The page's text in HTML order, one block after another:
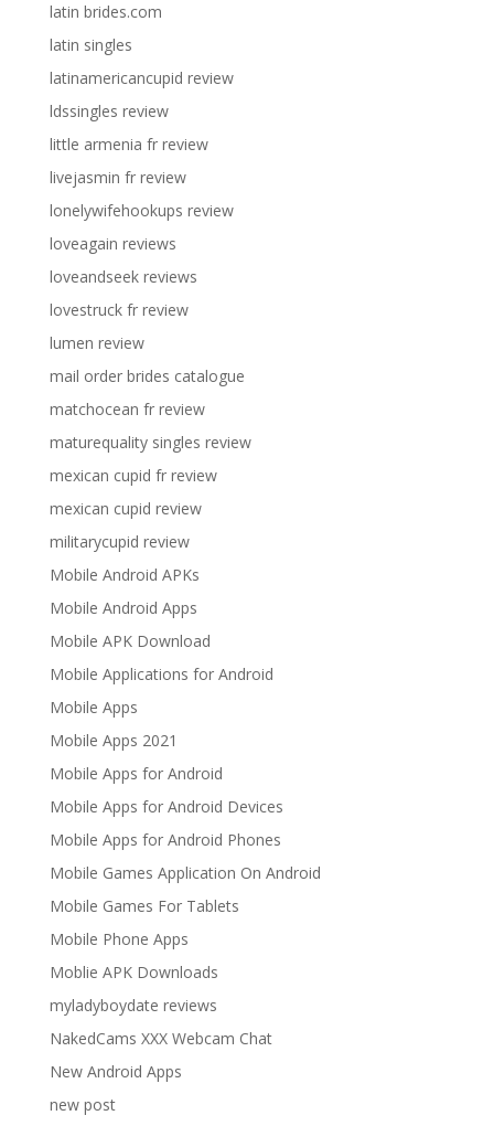
latin brides.com
latin singles
latinamericancupid review
ldssingles review
little armenia fr review
livejasmin fr review
lonelywifehookups review
loveagain reviews
loveandseek reviews
lovestruck fr review
lumen review
mail order brides catalogue
matchocean fr review
maturequality singles review
mexican cupid fr review
mexican cupid review
militarycupid review
Mobile Android APKs
Mobile Android Apps
Mobile APK Download
Mobile Applications for Android
Mobile Apps
Mobile Apps 2021
Mobile Apps for Android
Mobile Apps for Android Devices
Mobile Apps for Android Phones
Mobile Games Application On Android
Mobile Games For Tablets
Mobile Phone Apps
Moblie APK Downloads
myladyboydate reviews
NakedCams XXX Webcam Chat
New Android Apps
new post